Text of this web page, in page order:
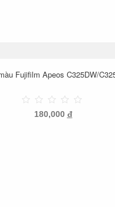
Fujifilm Apeos C325DW/
180,000 đ